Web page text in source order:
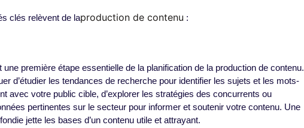
clés relèvent de laproduction de contenu :
une première étape essentielle de la planification de la production de contenu.
d’étudier les tendances de recherche pour identifier les sujets et les mots-
avec votre public cible, d’explorer les stratégies des concurrents ou
pertinentes sur le secteur pour informer et soutenir votre contenu. Une
jette les bases d’un contenu utile et attrayant.